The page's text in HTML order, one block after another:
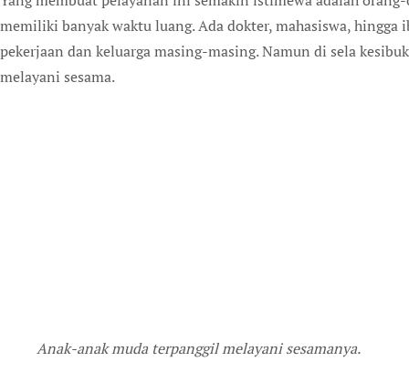
memiliki banyak waktu luang. Ada dokter, mahasiswa,
pekerjaan dan keluarga masing-masing. Namun di sela
melayani sesama.
Anak-anak muda terpanggil melayani sesamanya.